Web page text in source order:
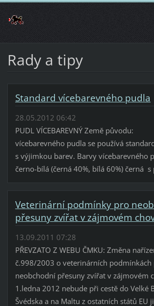
Rady a tipy
Standard vícebarevného pudla
28.05.2012 06:42
PUDL VÍCEBAREVNÝ Země původu:
vícebarevného pudla se používá
s výjimkou barev. Barvy vícebarevného
černo-bílá (černá 40%, bílá 60%) černá s
Veterinární podmínky pro
přesuny zvířat v zájmovém
13.09.2011 07:28
PŘEVZATO Z WEBU ČMKU: Změna
č.998/2003 o veterinárních podmínkách
neobchodní přesuny zvířat v zájmovém
1.ledna 2012 nebude při cestě do Velké
Švédska a na Maltu z ostatních států EU